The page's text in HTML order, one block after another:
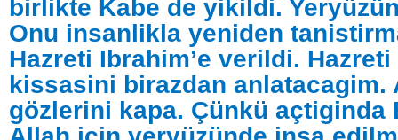
birlikte Kabe de yikildi.
Onu insanlikla yeniden
Hazreti Ibrahim’e verildi. Hazreti
kissasini birazdan anlatacagim.
gözlerini kapa. Çünkü açtiginda